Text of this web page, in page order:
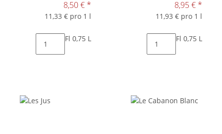
8,50 € *
11,33 € pro 1 l
Fl 0,75 L
8,95 € *
11,93 € pro 1 l
Fl 0,75 L